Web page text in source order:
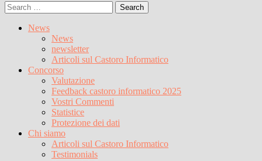
Search
for:
News
News
newsletter
Articoli sul Castoro Informatico
Concorso
Valutazione
Feedback castoro informatico 2025
Vostri Commenti
Statistice
Protezione dei dati
Chi siamo
Articoli sul Castoro Informatico
Testimonials